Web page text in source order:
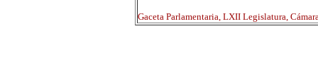
Gaceta Parlamentaria, LXII Legislatura,